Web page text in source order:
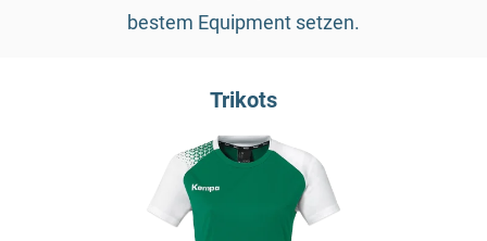
bestem Equipment setzen.
Trikots